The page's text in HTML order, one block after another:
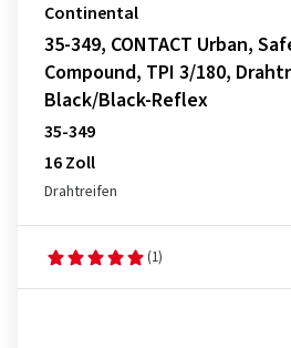
Continental
35-349, CONTACT Urban,
Compound, TPI 3/180,
Black/Black-Reflex
35-349
16 Zoll
Drahtreifen
(1)